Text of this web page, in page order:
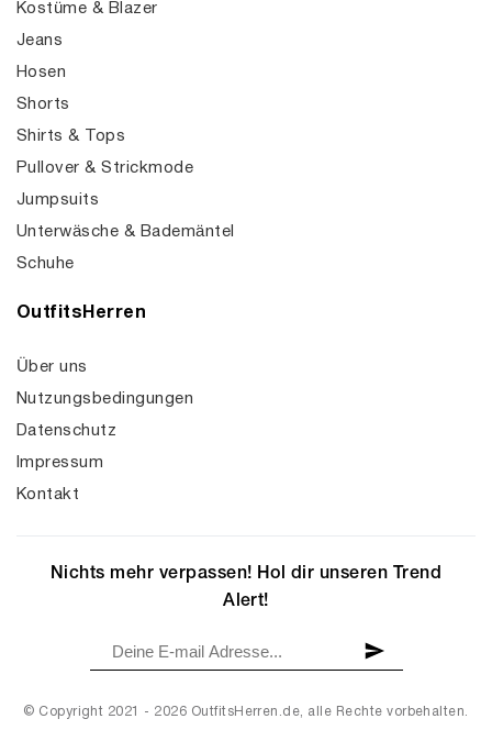
Kostüme & Blazer
Jeans
Hosen
Shorts
Shirts & Tops
Pullover & Strickmode
Jumpsuits
Unterwäsche & Bademäntel
Schuhe
OutfitsHerren
Über uns
Nutzungsbedingungen
Datenschutz
Impressum
Kontakt
© Copyright 2021 - 2026 OutfitsHerren.de, alle Rechte vorbehalten.
Nichts mehr verpassen! Hol dir unseren Trend
Alert!